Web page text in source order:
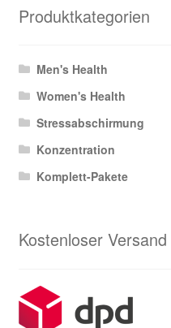
Produktkategorien
Men's Health
Women's Health
Stressabschirmung
Konzentration
Komplett-Pakete
Kostenloser